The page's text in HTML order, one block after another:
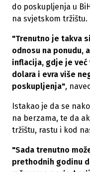
do poskupljenja u
na svjetskom tržištu.
"Trenutno je takva
odnosu na ponudu,
inflacija, gdje je
dolara i evra više
poskupljenja",
Istakao je da se
na berzama, te da
tržištu, rastu i kod
"Sada trenutno
prethodnih godinu